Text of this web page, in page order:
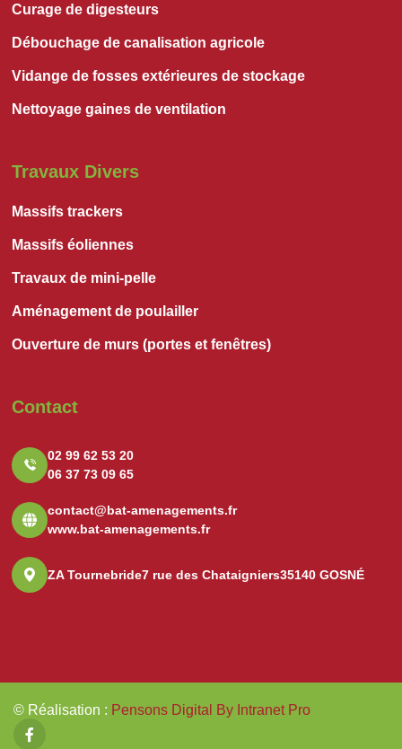
Curage de digesteurs
Débouchage de canalisation agricole
Vidange de fosses extérieures de stockage
Nettoyage gaines de ventilation
Travaux Divers
Massifs trackers
Massifs éoliennes
Travaux de mini-pelle
Aménagement de poulailler
Ouverture de murs (portes et fenêtres)
Contact
02 99 62 53 20
06 37 73 09 65
contact@bat-amenagements.fr
www.bat-amenagements.fr
ZA Tournebride7 rue des Chataigniers35140 GOSNÉ
© Réalisation : Pensons Digital By Intranet Pro